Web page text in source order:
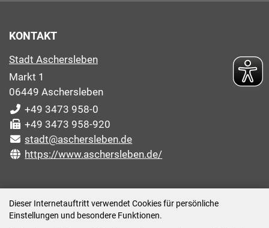
Dieser Internetauftritt verwendet Cookies für persönliche
Einstellungen und besondere Funktionen.
KONTAKT
Stadt Aschersleben
Markt 1
06449 Aschersleben
+49 3473 958-0
+49 3473 958-920
stadt@aschersleben.de
https://www.aschersleben.de/
Montag: 09:00-12:00 /14:00-15:00 Uhr